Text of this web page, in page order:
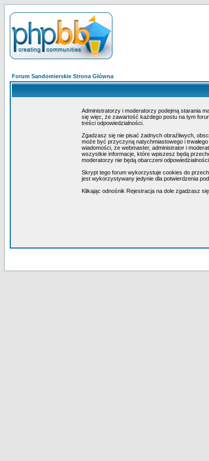
Forum Sandomierskie Strona Główna
Administratorzy i moderatorzy podejmą starania
się więc, że zawartość każdego postu na tym
treści odpowiedzialności.
Zgadzasz się nie pisać żadnych obraźliwych,
może być przyczyną natychmiastowego i
wiadomości, że webmaster, administrator i
wszystkie informacje, które wpiszesz będą
moderatorzy nie będą obarczeni
Skrypt tego forum wykorzystuje cookies do
jest wykorzystywany jedynie dla potwierdzenia
Klikając odnośnik Rejestracja na dole zgadzasz